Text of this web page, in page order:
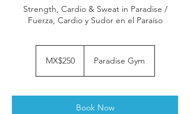
Strength, Cardio & Sweat in Paradise /
Fuerza, Cardio y Sudor en el Paraíso
pesosMX$250 Paradise Gym
Book Now